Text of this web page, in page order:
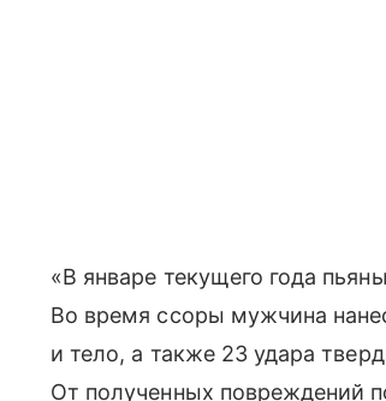
«В январе текущего года
Во время ссоры мужчина
и тело, а также 23 удара
От полученных повреждений